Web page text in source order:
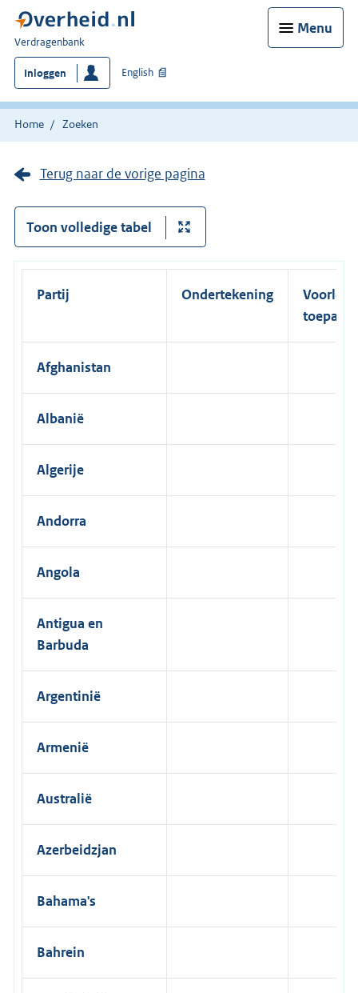
Menu
U
bent
hier:
Verdragenbank
Inloggen English
Home Zoeken
Terug naar de vorige pagina
Toon volledige tabel
Partij Ondertekening
Afghanistan
Albanië
Algerije
Andorra
Angola
Antigua en
Barbuda
Argentinië
Armenië
Australië
Azerbeidzjan
Bahama's
Bahrein